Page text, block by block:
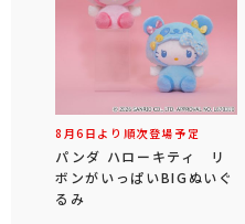
8月6日より順次登場予定
パンダ ハローキティ リ
ボンがいっぱいBIGぬいぐ
るみ